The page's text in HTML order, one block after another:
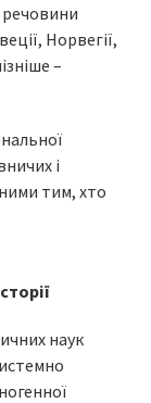
Норвегії,
–
і
тим, хто
наук